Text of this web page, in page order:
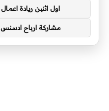
اول اثنين ريادة اعمال
مشاركة ارباح ادسنس